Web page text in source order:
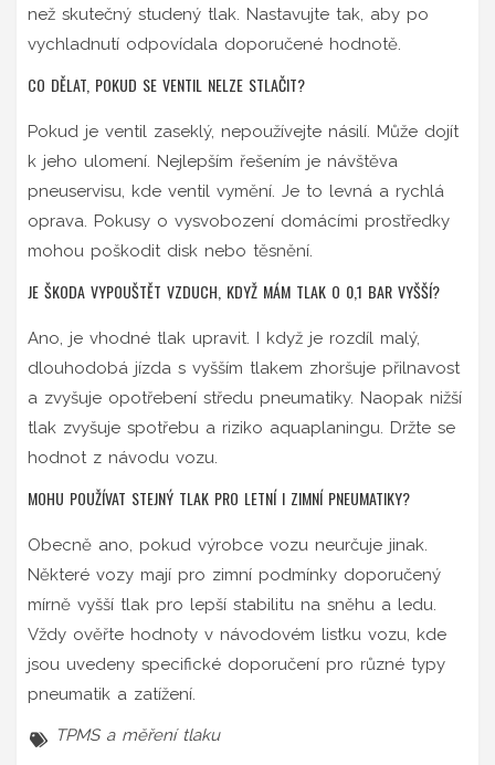
než skutečný studený tlak. Nastavujte tak, aby po
vychladnutí odpovídala doporučené hodnotě.
CO DĚLAT, POKUD SE VENTIL NELZE STLAČIT?
Pokud je ventil zaseklý, nepoužívejte násilí. Může dojít
k jeho ulomení. Nejlepším řešením je návštěva
pneuservisu, kde ventil vymění. Je to levná a rychlá
oprava. Pokusy o vysvobození domácími prostředky
mohou poškodit disk nebo těsnění.
JE ŠKODA VYPOUŠTĚT VZDUCH, KDYŽ MÁM TLAK O 0,1 BAR VYŠŠÍ?
Ano, je vhodné tlak upravit. I když je rozdíl malý,
dlouhodobá jízda s vyšším tlakem zhoršuje přilnavost
a zvyšuje opotřebení středu pneumatiky. Naopak nižší
tlak zvyšuje spotřebu a riziko aquaplaningu. Držte se
hodnot z návodu vozu.
MOHU POUŽÍVAT STEJNÝ TLAK PRO LETNÍ I ZIMNÍ PNEUMATIKY?
Obecně ano, pokud výrobce vozu neurčuje jinak.
Některé vozy mají pro zimní podmínky doporučený
mírně vyšší tlak pro lepší stabilitu na sněhu a ledu.
Vždy ověřte hodnoty v návodovém listku vozu, kde
jsou uvedeny specifické doporučení pro různé typy
pneumatik a zatížení.
TPMS a měření tlaku